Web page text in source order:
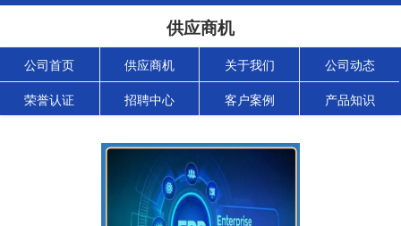
供应商机
公司首页 供应商机 关于我们 公司动态
荣誉认证 招聘中心 客户案例 产品知识